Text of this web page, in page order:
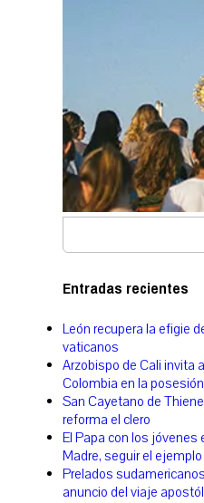
Entradas recientes
León recupera la efigie
vaticanos
Arzobispo de Cali invita
Colombia en la
San Cayetano de
reforma el clero
El Papa con los jóvenes
Madre, seguir el
Prelados
anuncio del viaje